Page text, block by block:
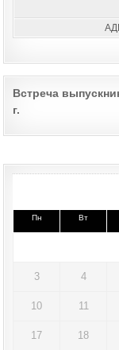
Post
navigation
Встреча
г.
Пн Вт
3 4
10 11
17 18